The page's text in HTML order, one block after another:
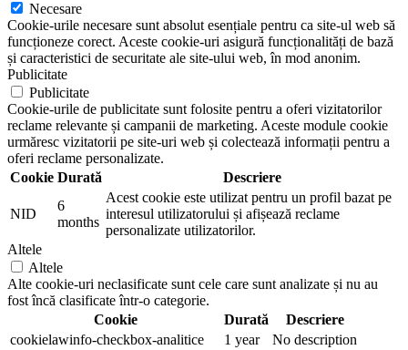
Necesare
Cookie-urile necesare sunt absolut esențiale pentru ca site-ul web să
funcționeze corect. Aceste cookie-uri asigură funcționalități de bază
și caracteristici de securitate ale site-ului web, în mod anonim.
Publicitate
Publicitate
Cookie-urile de publicitate sunt folosite pentru a oferi vizitatorilor
reclame relevante și campanii de marketing. Aceste module cookie
urmăresc vizitatorii pe site-uri web și colectează informații pentru a
oferi reclame personalizate.
Cookie Durată Descriere
NID
6
months
Acest cookie este utilizat pentru un profil bazat pe
interesul utilizatorului și afișează reclame
personalizate utilizatorilor.
Altele
Altele
Alte cookie-uri neclasificate sunt cele care sunt analizate și nu au
fost încă clasificate într-o categorie.
Cookie
Durată
Descriere
cookielawinfo-checkbox-analitice
1 year
No description